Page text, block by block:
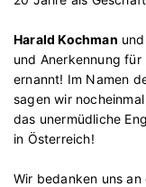
Harald Kochman und
und Anerkennung für
ernannt! Im Namen
sagen wir
das unermüdliche
in Österreich!
Wir bedanken uns